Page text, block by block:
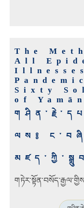
The
All
Sixty
of
ལས༔